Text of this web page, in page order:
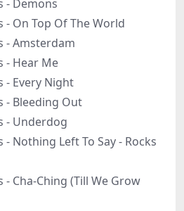
- Demons
On Top Of The World
- Amsterdam
- Hear Me
- Every Night
- Bleeding Out
- Underdog
Nothing Left To Say - Rocks
Cha-Ching (Till We Grow